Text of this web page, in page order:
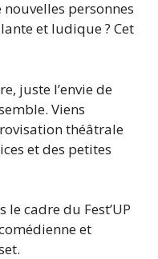
personnes
et ludique ? Cet
juste l’envie de
Viens
théâtrale
et des petites
le cadre du Fest’UP
et